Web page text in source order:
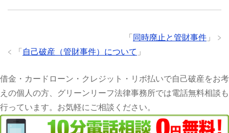
「 同時廃止と管財事件 」
「 自己破産（管財事件）について 」
借金・カードローン・クレジット・リボ払いで自己破産をお考
えの個人の方、グリーンリーフ法律事務所では電話無料相談も
行っています。お気軽にご相談ください。